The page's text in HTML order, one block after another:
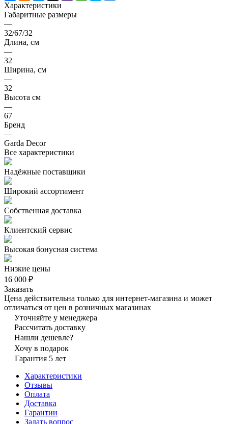
Характеристики
Габаритные размеры
—
32/67/32
Длина, см
—
32
Ширина, см
—
32
Высота см
—
67
Бренд
—
Garda Decor
Все характеристики
Надёжные поставщики
Широкий ассортимент
Собственная доставка
Клиентский сервис
Высокая бонусная система
Низкие цены
16 000 ₽
Заказать
Цена действительна только для интернет-магазина и может
отличаться от цен в розничных магазинах
Уточняйте у менеджера
Рассчитать доставку
Нашли дешевле?
Хочу в подарок
Гарантия 5 лет
Характеристики
Отзывы
Оплата
Доставка
Гарантии
Задать вопрос